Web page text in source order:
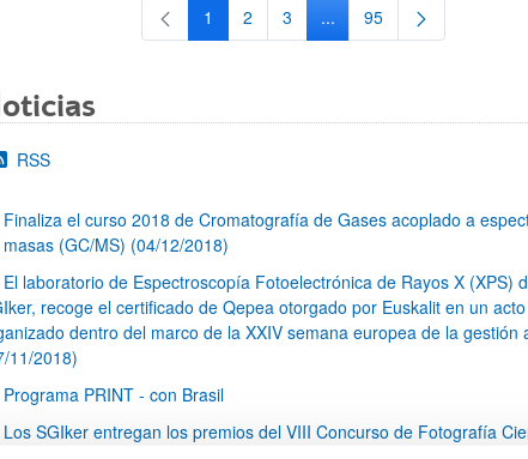
Página
1 Página
2 Página
3 ...Páginas intermedias Use
Página
95
RSS
Finaliza el curso 2018 de Cromatografía de Gases acoplado a
(GC/MS) (04/12/2018)
El laboratorio de Espectroscopía Fotoelectrónica de Rayos X (XPS)
recoge el certificado de Qepea otorgado por Euskalit en un acto
dentro del marco de la XXIV semana europea de la gestión
11/2018)
Programa PRINT - con Brasil
Los SGIker entregan los premios del VIII Concurso de Fotografía